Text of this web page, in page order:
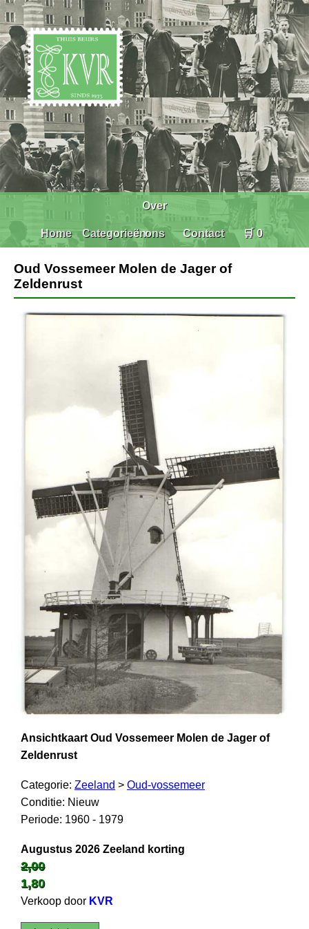
Home Categorieën
Over
ons Contact 🛒 0
Oud Vossemeer Molen de Jager of
Zeldenrust
Ansichtkaart Oud Vossemeer Molen de Jager of
Zeldenrust
Categorie: Zeeland > Oud-vossemeer
Conditie: Nieuw
Periode: 1960 - 1979
Augustus 2026 Zeeland korting
2,00
1,80
Verkoop door KVR